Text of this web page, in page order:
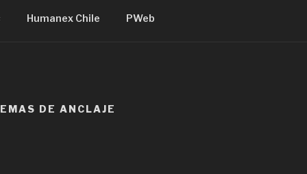
Humanex Chile PWeb
DE ANCLAJE